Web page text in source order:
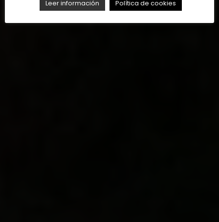
Leer información
Política de cookies